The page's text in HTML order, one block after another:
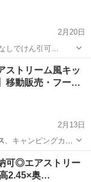
2月20日
なしでけん引可…
ラー
ストリーム風キッ
移動販売・フー…
2月13日
、キャンピングカー
可◎エアストリー
2.45×奥…